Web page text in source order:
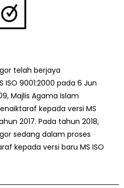
telah berjaya
9001:2000 pada 6 Jun
Majlis Agama Islam
kepada versi MS
2017. Pada tahun 2018,
sedang dalam proses
kepada versi baru MS ISO